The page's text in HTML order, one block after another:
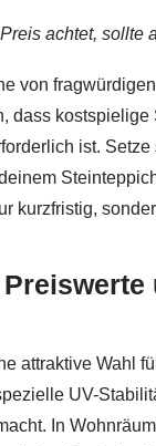
achtet, sollte
von
dass
ist.
kurzfristig,
attraktive Wahl
UV-
In